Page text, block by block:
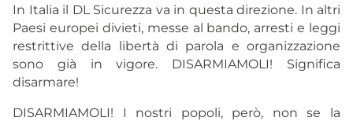
In Italia il DL Sicurezza va in questa direzione. In altri
Paesi europei divieti, messe al bando, arresti e leggi
restrittive della libertà di parola e organizzazione
sono già in vigore. DISARMIAMOLI! Significa
disarmare!
DISARMIAMOLI! I nostri popoli, però, non se la